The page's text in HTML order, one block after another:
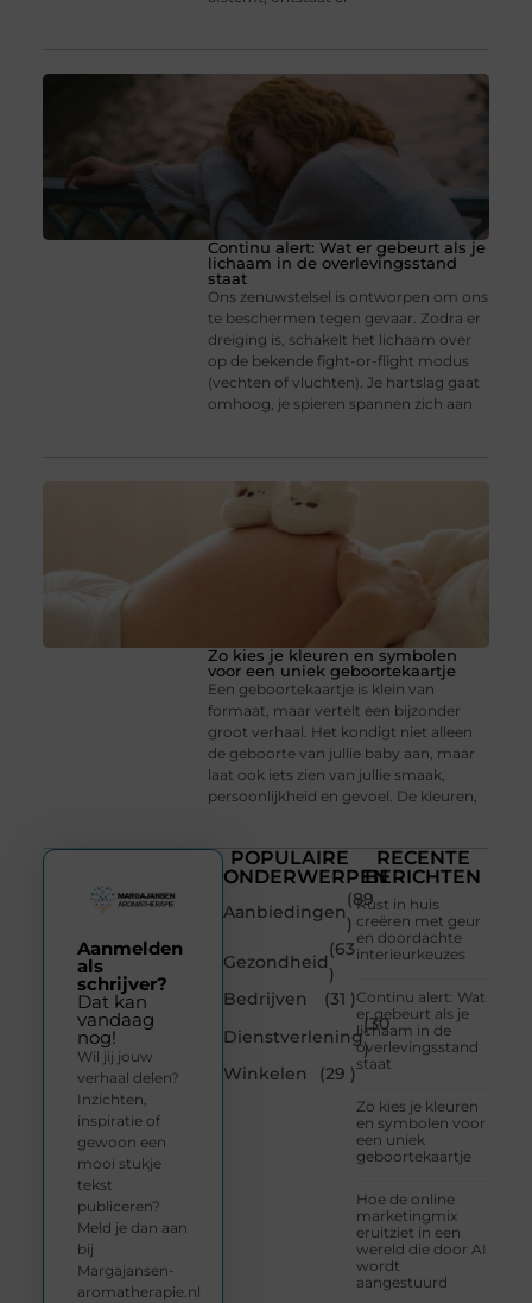
Continu alert: Wat er gebeurt als je
lichaam in de overlevingsstand
staat
Ons zenuwstelsel is ontworpen om ons
te beschermen tegen gevaar. Zodra er
dreiging is, schakelt het lichaam over
op de bekende fight-or-flight modus
(vechten of vluchten). Je hartslag gaat
omhoog, je spieren spannen zich aan
Zo kies je kleuren en symbolen
voor een uniek geboortekaartje
Een geboortekaartje is klein van
formaat, maar vertelt een bijzonder
groot verhaal. Het kondigt niet alleen
de geboorte van jullie baby aan, maar
laat ook iets zien van jullie smaak,
persoonlijkheid en gevoel. De kleuren,
POPULAIRE
ONDERWERPEN
Aanbiedingen
(89
)
Gezondheid
(63
)
Bedrijven
(31 )
Dienstverlening
(30
)
Winkelen
(29 )
RECENTE
BERICHTEN
Rust in huis
creëren met geur
en doordachte
interieurkeuzes
Continu alert: Wat
er gebeurt als je
lichaam in de
overlevingsstand
staat
Zo kies je kleuren
en symbolen voor
een uniek
geboortekaartje
Hoe de online
marketingmix
eruitziet in een
wereld die door AI
wordt
aangestuurd
Aanmelden
als
schrijver?
Dat kan
vandaag
nog!
Wil jij jouw
verhaal delen?
Inzichten,
inspiratie of
gewoon een
mooi stukje
tekst
publiceren?
Meld je dan aan
bij
Margajansen-
aromatherapie.nl